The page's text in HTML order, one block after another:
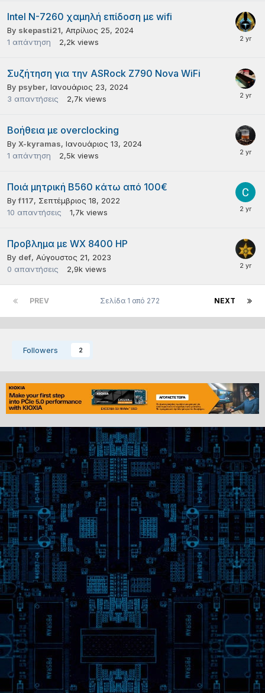
Intel N-7260 χαμηλή επίδοση με wifi
By skepasti21, Απρίλιος 25, 2024
1 απάντηση 2,2k views
Συζήτηση για την ASRock Z790 Nova WiFi
By psyber, Ιανουάριος 23, 2024
3 απαντήσεις 2,7k views
Βοήθεια με overclocking
By X-kyramas, Ιανουάριος 13, 2024
1 απάντηση 2,5k views
Ποιά μητρική B560 κάτω από 100€
Byf117, Σεπτέμβριος 18, 2022
10 απαντήσεις 1,7k views
Προβλημα με WX 8400 HP
By def, Αύγουστος 21, 2023
0 απαντήσεις 2,9k views
PREV NEXT
Σελίδα 1 από 272
Followers 2